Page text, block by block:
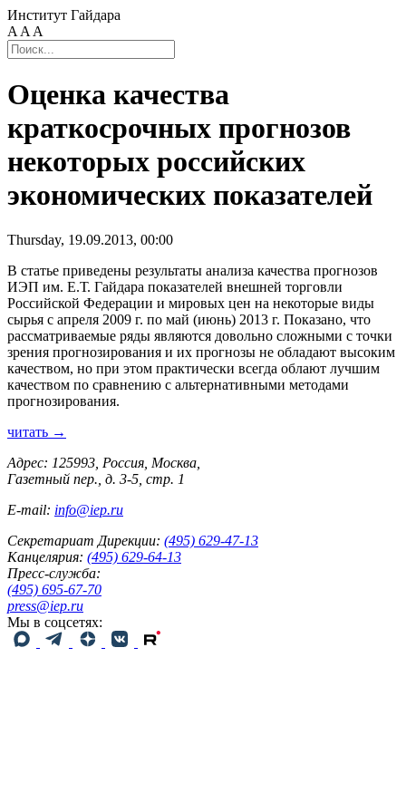
Институт Гайдара
A A A
Оценка качества
краткосрочных прогнозов
некоторых российских
экономических показателей
Thursday, 19.09.2013, 00:00
В статье приведены результаты анализа качества прогнозов
ИЭП им. Е.Т. Гайдара показателей внешней торговли
Российской Федерации и мировых цен на некоторые виды
сырья с апреля 2009 г. по май (июнь) 2013 г. Показано, что
рассматриваемые ряды являются довольно сложными с точки
зрения прогнозирования и их прогнозы не обладают высоким
качеством, но при этом практически всегда облают лучшим
качеством по сравнению с альтернативными методами
прогнозирования.
читать →
Адрес: 125993, Россия, Москва,
Газетный пер., д. 3-5, стр. 1
E-mail: info@iep.ru
Секретариат Дирекции: (495) 629-47-13
Канцелярия: (495) 629-64-13
Пресс-служба:
(495) 695-67-70
press@iep.ru
Мы в соцсетях: